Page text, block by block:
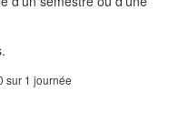
sur 1 journée